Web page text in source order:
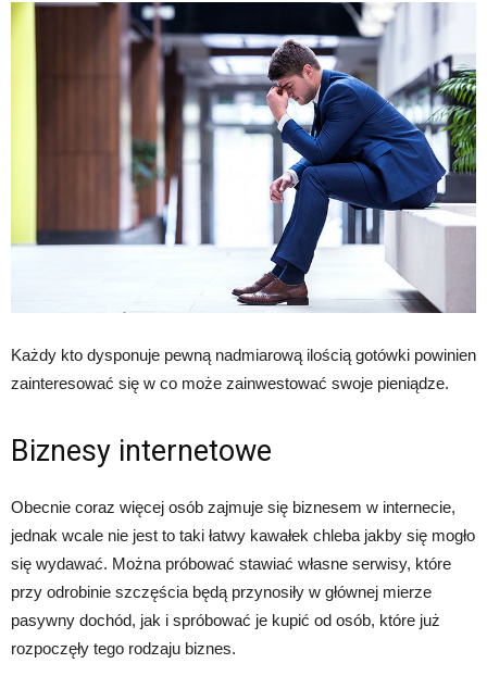
Każdy kto dysponuje pewną nadmiarową ilością gotówki powinien
zainteresować się w co może zainwestować swoje pieniądze.
Biznesy internetowe
Obecnie coraz więcej osób zajmuje się biznesem w internecie,
jednak wcale nie jest to taki łatwy kawałek chleba jakby się mogło
się wydawać. Można próbować stawiać własne serwisy, które
przy odrobinie szczęścia będą przynosiły w głównej mierze
pasywny dochód, jak i spróbować je kupić od osób, które już
rozpoczęły tego rodzaju biznes.